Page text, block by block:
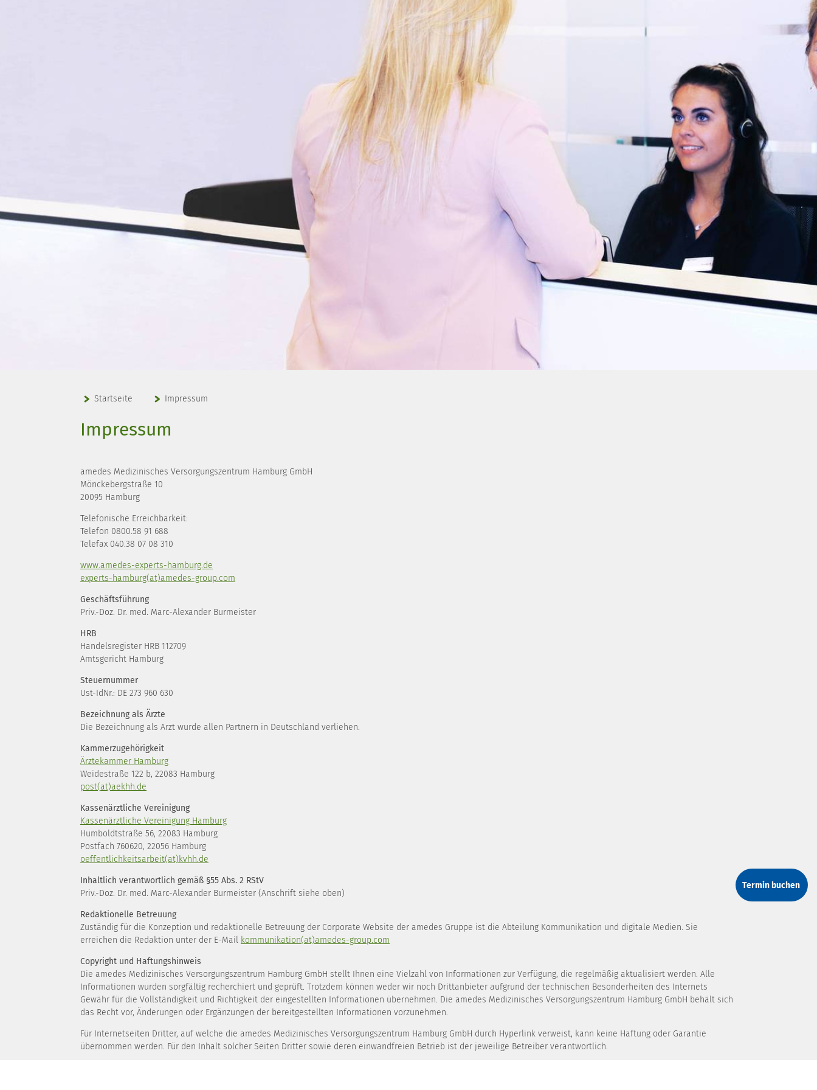
Startseite Impressum
Impressum
amedes Medizinisches Versorgungszentrum Hamburg GmbH
Mönckebergstraße 10
20095 Hamburg
Telefonische Erreichbarkeit:
Telefon 0800.58 91 688
Telefax 040.38 07 08 310
www.amedes-experts-hamburg.de
experts-hamburg(at)amedes-group.com
Geschäftsführung
Priv.-Doz. Dr. med. Marc-Alexander Burmeister
HRB
Handelsregister HRB 112709
Amtsgericht Hamburg
Steuernummer
Ust-IdNr.: DE 273 960 630
Bezeichnung als Ärzte
Die Bezeichnung als Arzt wurde allen Partnern in Deutschland verliehen.
Kammerzugehörigkeit
Ärztekammer Hamburg
Weidestraße 122 b, 22083 Hamburg
post(at)aekhh.de
Kassenärztliche Vereinigung
Kassenärztliche Vereinigung Hamburg
Humboldtstraße 56, 22083 Hamburg
Postfach 760620, 22056 Hamburg
oeffentlichkeitsarbeit(at)kvhh.de
Inhaltlich verantwortlich gemäß §55 Abs. 2 RStV
Priv.-Doz. Dr. med. Marc-Alexander Burmeister (Anschrift siehe oben)
Redaktionelle Betreuung
Zuständig für die Konzeption und redaktionelle Betreuung der Corporate Website der amedes Gruppe ist die Abteilung Kommunikation und digitale Medien. Sie
erreichen die Redaktion unter der E-Mail kommunikation(at)amedes-group.com
Copyright und Haftungshinweis
Die amedes Medizinisches Versorgungszentrum Hamburg GmbH stellt Ihnen eine Vielzahl von Informationen zur Verfügung, die regelmäßig aktualisiert werden. Alle
Informationen wurden sorgfältig recherchiert und geprüft. Trotzdem können weder wir noch Drittanbieter aufgrund der technischen Besonderheiten des Internets
Gewähr für die Vollständigkeit und Richtigkeit der eingestellten Informationen übernehmen. Die amedes Medizinisches Versorgungszentrum Hamburg GmbH behält sich
das Recht vor, Änderungen oder Ergänzungen der bereitgestellten Informationen vorzunehmen.
Für Internetseiten Dritter, auf welche die amedes Medizinisches Versorgungszentrum Hamburg GmbH durch Hyperlink verweist, kann keine Haftung oder Garantie
übernommen werden. Für den Inhalt solcher Seiten Dritter sowie deren einwandfreien Betrieb ist der jeweilige Betreiber verantwortlich.
Termin buchen